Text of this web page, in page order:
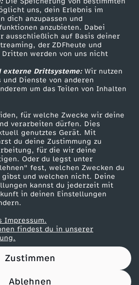
uns, dein Erlebnis im
dich anzupassen und
anzubieten. Dabei
ausschließlich auf Basis deiner
der ZDFheute und
Dritten werden von uns nicht
externe Drittsysteme:Wir nutzen
und Dienste von anderen
um das Teilen von Inhalten
für welche Zwecke wir deine
verarbeiten dürfen. Dies
genutztes Gerät. Mit
du deine Zustimmung zu
für die wir deine
Oder du legst unter
fest, welchen Zwecken du
gibst und welchen nicht. Deine
kannst du jederzeit mit
in deinen Einstellungen
Impressum.
findest du in unserer
Zustimmen
Ablehnen
Hilfe